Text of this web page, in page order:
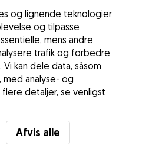
og lignende teknologier
og tilpasse
mens andre
trafik og forbedre
kan dele data, såsom
med analyse- og
detaljer, se venligst
Afvis alle